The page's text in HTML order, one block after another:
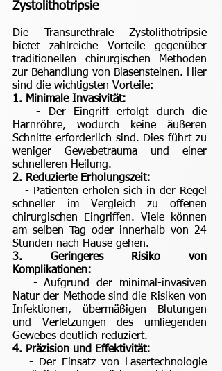
Zystolithotripsie
Die Transurethrale Zystolithotripsie
bietet zahlreiche Vorteile gegenüber
traditionellen chirurgischen Methoden
zur Behandlung von Blasensteinen. Hier
sind die wichtigsten Vorteile:
1. Minimale Invasivität:
- Der Eingriff erfolgt durch die
Harnröhre, wodurch keine äußeren
Schnitte erforderlich sind. Dies führt zu
weniger Gewebetrauma und einer
schnelleren Heilung.
2. Reduzierte Erholungszeit:
- Patienten erholen sich in der Regel
schneller im Vergleich zu offenen
chirurgischen Eingriffen. Viele können
am selben Tag oder innerhalb von 24
Stunden nach Hause gehen.
3. Geringeres Risiko von
Komplikationen:
- Aufgrund der minimal-invasiven
Natur der Methode sind die Risiken von
Infektionen, übermäßigen Blutungen
und Verletzungen des umliegenden
Gewebes deutlich reduziert.
4. Präzision und Effektivität:
- Der Einsatz von Lasertechnologie